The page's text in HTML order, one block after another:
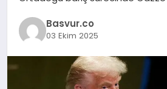
Basvur.co
03 Ekim 2025